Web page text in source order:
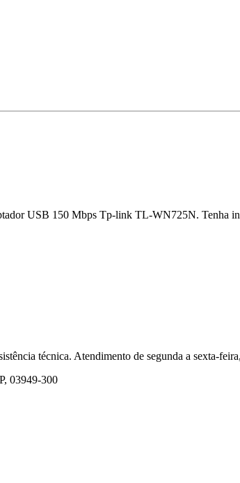
USB 150 Mbps Tp-link TL-WN725N. Tenha
técnica. Atendimento de segunda a sexta-
03949-300